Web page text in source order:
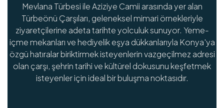
Mevlana Türbesi ile Aziziye Camii arasında yer alan
Türbeönü Çarşıları, geleneksel mimari örnekleriyle
ziyaretçilerine adeta tarihte yolculuk sunuyor. Yeme-
içme mekanları ve hediyelik eşya dükkanlarıyla Konya'ya
özgü hatıralar biriktirmek isteyenlerin vazgeçilmez adresi
olan çarşı, şehrin tarihi ve kültürel dokusunu keşfetmek
isteyenler için ideal bir buluşma noktasıdır.